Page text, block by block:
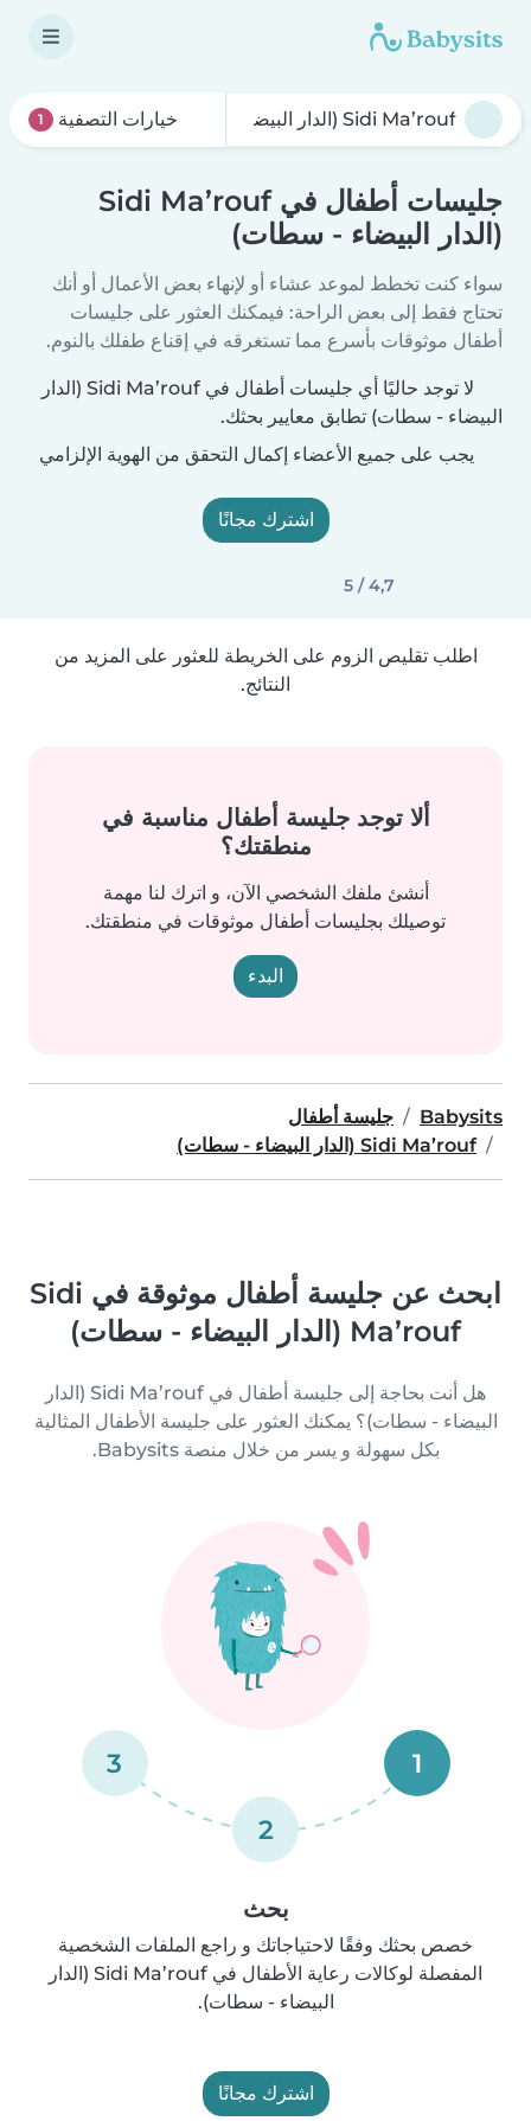
خيارات التصفية 1
جليسات أطفال في Sidi Ma’rouf
(الدار البيضاء - سطات)
سواء كنت تخطط لموعد عشاء أو لإنهاء بعض الأعمال أو أنك
تحتاج فقط إلى بعض الراحة: فيمكنك العثور على جليسات
أطفال موثوقات بأسرع مما تستغرقه في إقناع طفلك بالنوم.
لا توجد حاليًا أي جليسات أطفال في Sidi Ma’rouf (الدار
البيضاء - سطات) تطابق معايير بحثك.
يجب على جميع الأعضاء إكمال التحقق من الهوية الإلزامي
اشترك مجانًا
4,7 / 5
اطلب تقليص الزوم على الخريطة للعثور على المزيد من
النتائج.
ألا توجد جليسة أطفال مناسبة في
منطقتك؟
أنشئ ملفك الشخصي الآن، و اترك لنا مهمة
توصيلك بجليسات أطفال موثوقات في منطقتك.
البدء
Babysits
جليسة أطفال
Sidi Ma’rouf (الدار البيضاء - سطات)
ابحث عن جليسة أطفال موثوقة في Sidi
Ma’rouf (الدار البيضاء - سطات)
هل أنت بحاجة إلى جليسة أطفال في Sidi Ma’rouf (الدار
البيضاء - سطات)؟ يمكنك العثور على جليسة الأطفال المثالية
بكل سهولة و يسر من خلال منصة Babysits.
1
2
3
بحث
خصص بحثك وفقًا لاحتياجاتك و راجع الملفات الشخصية
المفصلة لوكالات رعاية الأطفال في Sidi Ma’rouf (الدار
البيضاء - سطات).
اشترك مجانًا